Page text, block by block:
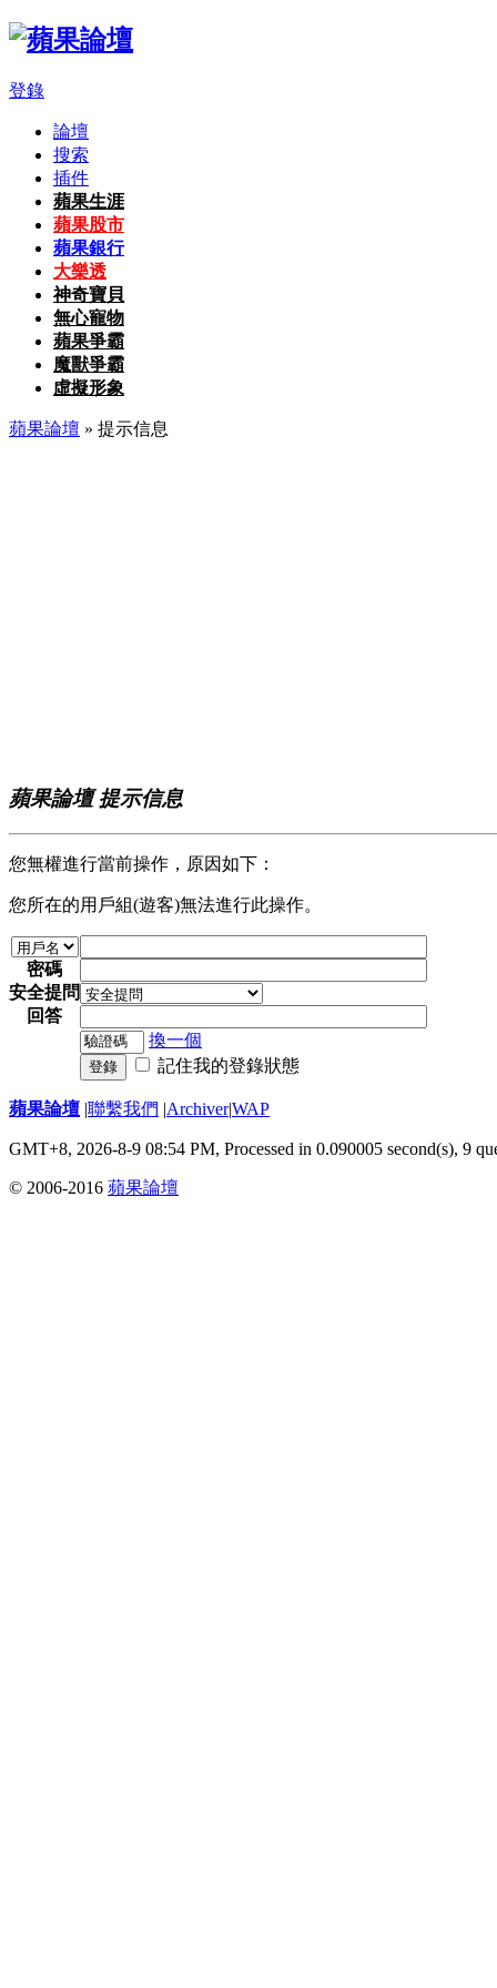
登錄
論壇
搜索
插件
蘋果生涯
蘋果股市
蘋果銀行
大樂透
神奇寶貝
無心寵物
蘋果爭霸
魔獸爭霸
虛擬形象
蘋果論壇 » 提示信息
蘋果論壇 提示信息
您無權進行當前操作，原因如下：
您所在的用戶組(遊客)無法進行此操作。
密碼
安全提問
回答
換一個
登錄 記住我的登錄狀態
蘋果論壇 |聯繫我們 |Archiver|WAP
GMT+8, 2026-8-9 08:54 PM, Processed in 0.090005 second(s), 9
© 2006-2016 蘋果論壇